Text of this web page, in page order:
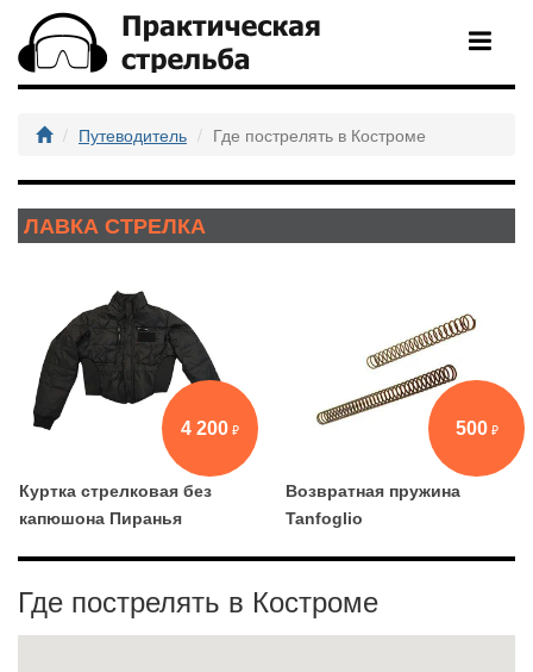
Путеводитель Где пострелять в Костроме
ЛАВКА СТРЕЛКА
4 200
Куртка стрелковая без
капюшона Пиранья
500
Возвратная пружина
Tanfoglio
Где пострелять в Костроме